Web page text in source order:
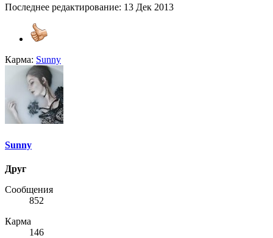
Последнее редактирование: 13 Дек 2013
Карма: Sunny
Sunny
Друг
Сообщения
852
Карма
146